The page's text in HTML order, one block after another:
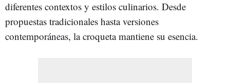
diferentes contextos y estilos culinarios. Desde
propuestas tradicionales hasta versiones
contemporáneas, la croqueta mantiene su esencia.